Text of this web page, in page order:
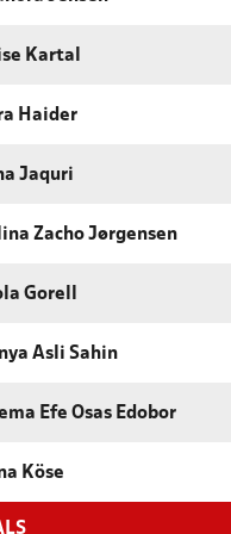
Kartal
Haider
Jaquri
Zacho Jørgensen
Gorell
Asli Sahin
Efe Osas Edobor
Köse